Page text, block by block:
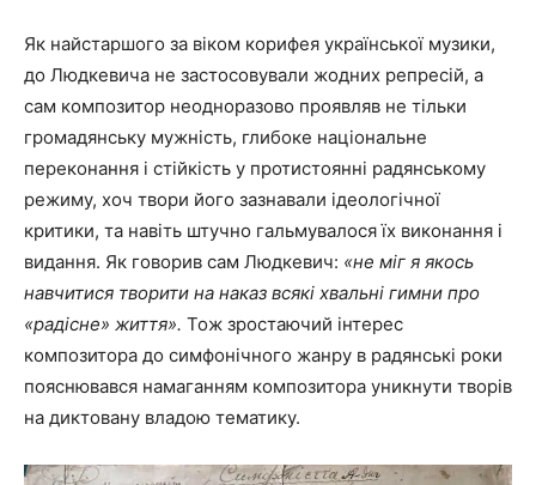
Як найстаршого за віком корифея української музики,
до Людкевича не застосовували жодних репресій, а
сам композитор неодноразово проявляв не тільки
громадянську мужність, глибоке національне
переконання і стійкість у протистоянні радянському
режиму, хоч твори його зазнавали ідеологічної
критики, та навіть штучно гальмувалося їх виконання і
видання. Як говорив сам Людкевич: «не міг я якось
навчитися творити на наказ всякі хвальні гимни про
«радісне» життя». Тож зростаючий інтерес
композитора до симфонічного жанру в радянські роки
пояснювався намаганням композитора уникнути творів
на диктовану владою тематику.